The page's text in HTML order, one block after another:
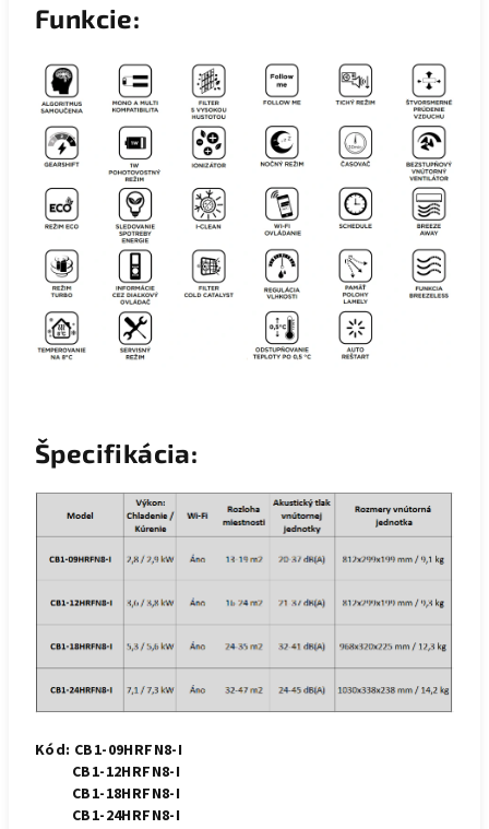
Funkcie:
Špecifikácia:
Kód: CB1-09HRFN8-I
CB1-12HRFN8-I
CB1-18HRFN8-I
CB1-24HRFN8-I